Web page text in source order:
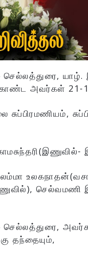
செல்லத்துரை,
கொண்ட அவர்கள் 21-
செல்வமணி
செல்லத்துரை,
தந்தையும்,